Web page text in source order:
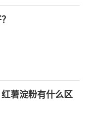
薯淀粉有什么区